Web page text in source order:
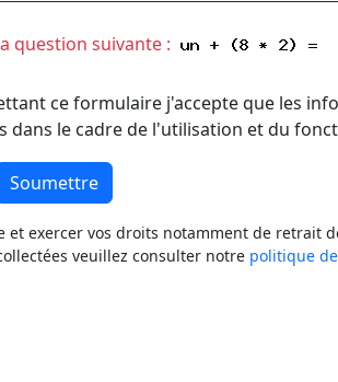
question suivante :
ce formulaire j'accepte que les
dans le cadre de l'utilisation et du
Soumettre
et exercer vos droits notamment de retrait
veuillez consulter notre politique